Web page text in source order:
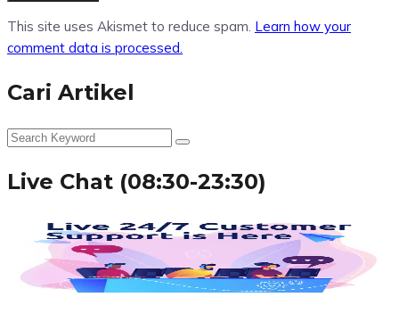
This site uses Akismet to reduce spam. Learn how your
comment data is processed.
Cari Artikel
Live Chat (08:30-23:30)